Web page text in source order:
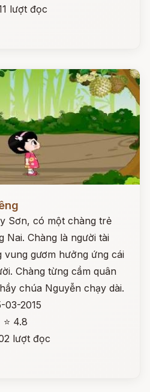
lượt đọc
Sơn, có một chàng trẻ
Nai. Chàng là người tài
vung gươm hưởng ứng cái
Chàng từng cầm quân
chúa Nguyễn chạy dài.
03-2015
⭐ 4.8
lượt đọc